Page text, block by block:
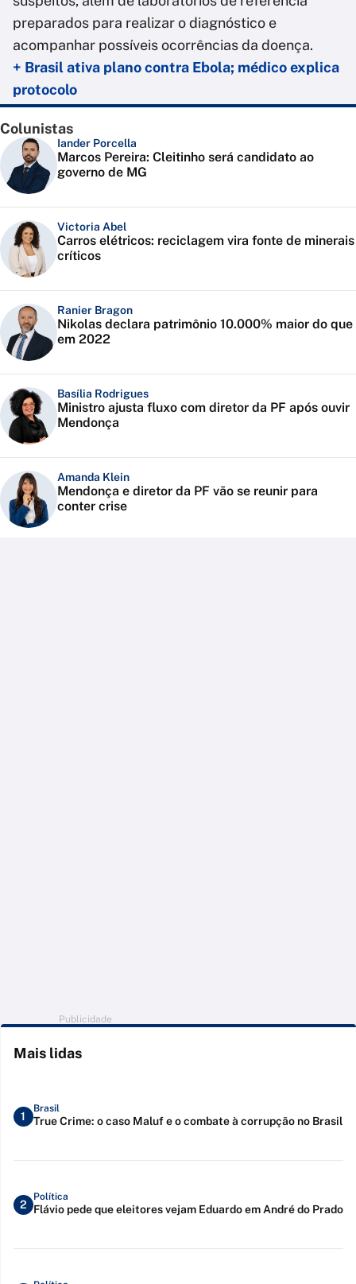
preparados para realizar o diagnóstico e
acompanhar possíveis ocorrências da doença.
+ Brasil ativa plano contra Ebola; médico explica
protocolo
Colunistas
Iander Porcella
Marcos Pereira: Cleitinho será candidato ao
governo de MG
Victoria Abel
Carros elétricos: reciclagem vira fonte de minerais
críticos
Ranier Bragon
Nikolas declara patrimônio 10.000% maior do que
em 2022
Basília Rodrigues
Ministro ajusta fluxo com diretor da PF após ouvir
Mendonça
Amanda Klein
Mendonça e diretor da PF vão se reunir para
conter crise
Publicidade
Mais lidas
1
Brasil
True Crime: o caso Maluf e o combate à corrupção no Brasil
2
Política
Flávio pede que eleitores vejam Eduardo em André do Prado